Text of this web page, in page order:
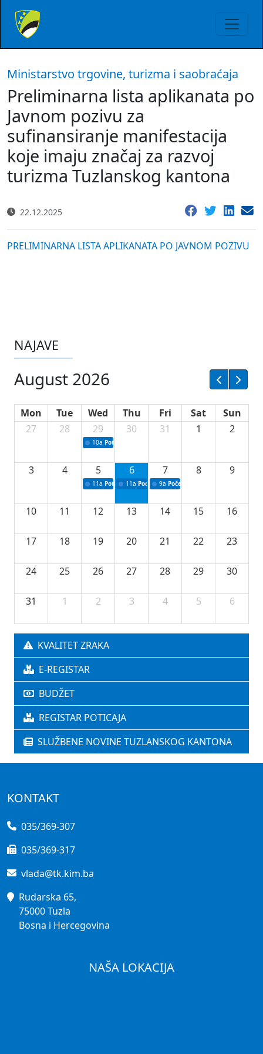
Ministarstvo trgovine, turizma i saobraćaja
Preliminarna lista aplikanata po
Javnom pozivu za
sufinansiranje manifestacija
koje imaju značaj za razvoj
turizma Tuzlanskog kantona
22.12.2025
PRELIMINARNA LISTA APLIKANATA PO JAVNOM POZIVU
NAJAVE
August 2026
Mon Tue Wed Thu Fri Sat
Sun
27
28 29
10a Potpisivanje ugovora sa neprofitnim
30 31 1 2
3 4 5
11a Potpisivanje ugovora o stipendijama za
6
11a Podrška razvoju vodne infrastrukture u
7
9a Početak izgradnje nove
8 9
10 11 12 13 14 15 16
17 18 19 20 21 22 23
24 25 26 27 28 29 30
31 1 2 3 4 5 6
KVALITET ZRAKA
E-REGISTAR
BUDŽET
REGISTAR POTICAJA
SLUŽBENE NOVINE TUZLANSKOG KANTONA
KONTAKT
035/369-307
035/369-317
vlada@tk.kim.ba
Rudarska 65,
75000 Tuzla
Bosna i Hercegovina
NAŠA LOKACIJA